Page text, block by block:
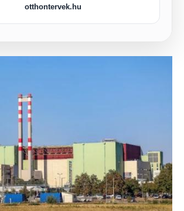
otthontervek.hu